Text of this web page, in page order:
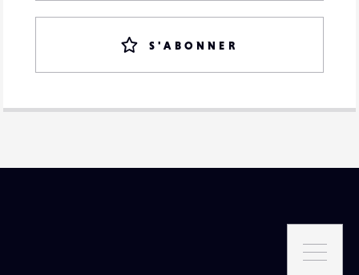
S'ABONNER